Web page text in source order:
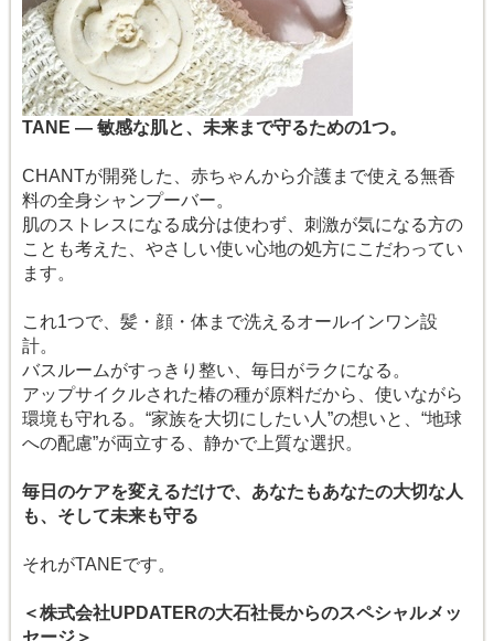
TANE ― 敏感な肌と、未来まで守るための1つ。
CHANTが開発した、赤ちゃんから介護まで使える無香
料の全身シャンプーバー。
肌のストレスになる成分は使わず、刺激が気になる方の
ことも考えた、やさしい使い心地の処方にこだわってい
ます。
これ1つで、髪・顔・体まで洗えるオールインワン設
計。
バスルームがすっきり整い、毎日がラクになる。
アップサイクルされた椿の種が原料だから、使いながら
環境も守れる。“家族を大切にしたい人”の想いと、“地球
への配慮”が両立する、静かで上質な選択。
毎日のケアを変えるだけで、あなたもあなたの大切な人
も、そして未来も守る
それがTANEです。
＜株式会社UPDATERの大石社長からのスペシャルメッ
セージ＞